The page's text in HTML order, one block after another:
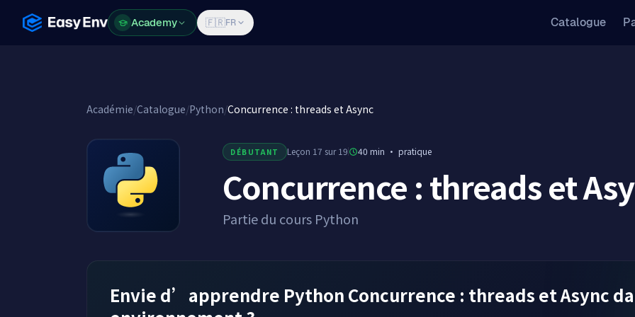
Academy
Academy 🇫🇷FR Catalogue
Académie/Catalogue/Python/Concurrence : threads et Async
DÉBUTANT Leçon 17 sur 19 40 min · pratique
Concurrence : threads et
Partie du cours Python
Envie d’apprendre Python Concurrence : threads et Async